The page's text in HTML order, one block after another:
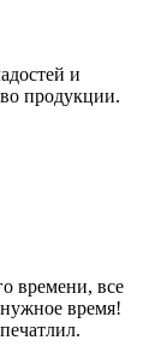
и
продукции.
времени, все
время!